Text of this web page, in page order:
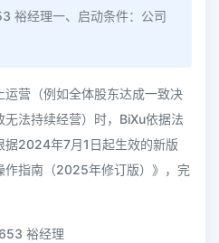
裕经理一、启动条件：公司
运营（例如全体股东达成一致决
法持续经营）时，BiXu依据法
据2024年7月1日起生效的新版
作指南（2025年修订版）》，完
裕经理